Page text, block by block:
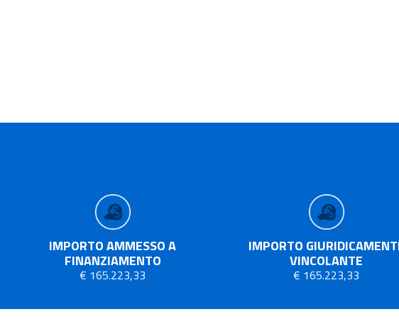
IMPORTO AMMESSO A
FINANZIAMENTO
€ 165.223,33
IMPORTO
VINCOLANTE
€ 165.223,33